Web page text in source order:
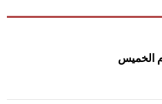
الخميس